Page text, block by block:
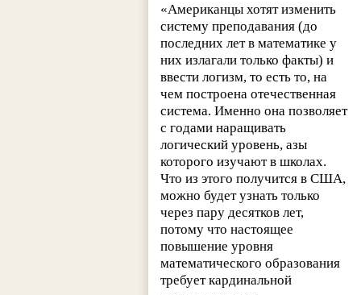
«Американцы хотят изменить
систему преподавания (до
последних лет в математике у
них излагали только факты) и
ввести логизм, то есть то, на
чем построена отечественная
система. Именно она позволяет
с годами наращивать
логический уровень, азы
которого изучают в школах.
Что из этого получится в США,
можно будет узнать только
через пару десятков лет,
потому что настоящее
повышение уровня
математического образования
требует кардинальной